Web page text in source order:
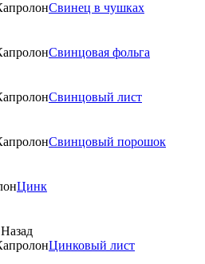
Свинец в чушках
Свинцовая фольга
Свинцовый лист
Свинцовый порошок
Цинк
Назад
Цинковый лист